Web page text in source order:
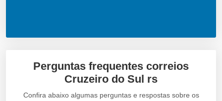
Perguntas frequentes correios
Cruzeiro do Sul rs
Confira abaixo algumas perguntas e respostas sobre os